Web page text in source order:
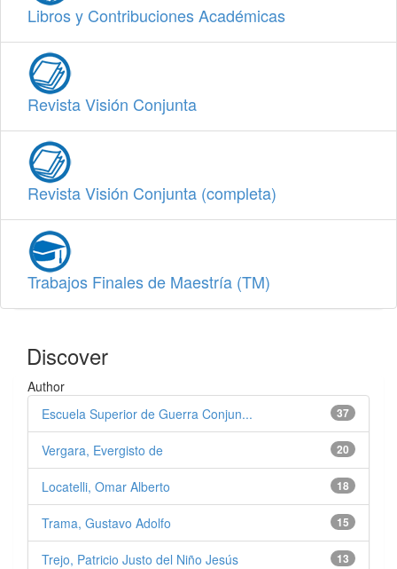
Libros y Contribuciones Académicas
Revista Visión Conjunta
Revista Visión Conjunta (completa)
Trabajos Finales de Maestría (TM)
Discover
Author
37
Escuela Superior de Guerra Conjun...
20
Vergara, Evergisto de
18
Locatelli, Omar Alberto
15
Trama, Gustavo Adolfo
13
Trejo, Patricio Justo del Niño Jesús